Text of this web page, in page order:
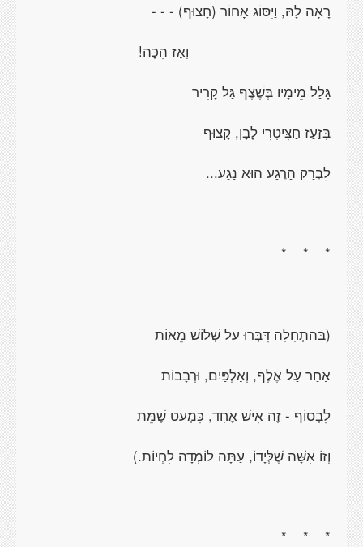
רָאָה לָהּ, וַיִּסּוֹג אָחוֹר (חָצוּף) - - -
וְאָז הִכָּה!
גָּלַל מֵימָיו בְּשֶׁצֶף גַּל קָרִיר
בְּזַעַז חַצִּיטְרִי לָבָן, קָצוּף
לִבְרַק הָרֶגַע הוּא נָגַע...
* * *
(בַּהַתְחָלָה דִּבְּרוּ עַל שְׁלוֹשׁ מֵאוֹת
אַחַר עַל אֶלֶף, וְאַלְפַּיִם, וּרְבָבוֹת
לִבְסוֹף - זֶה אִישׁ אֶחָד, כִּמְעַט שֶׁמֵּת
וְזוֹ אִשָּׁה שֶׁלְּיָדוֹ, עַתָּה לוֹמְדָה לִחְיוֹת.)
* * *